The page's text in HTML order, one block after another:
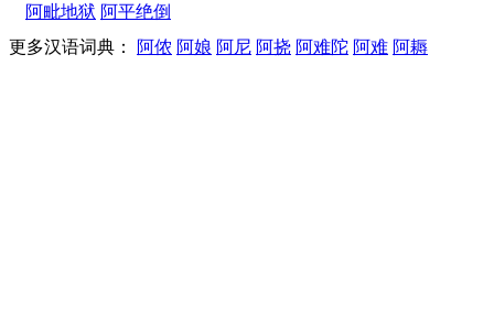
阿毗地狱 阿平绝倒
更多汉语词典：
阿侬 阿娘 阿尼 阿挠 阿难陀 阿难 阿耨